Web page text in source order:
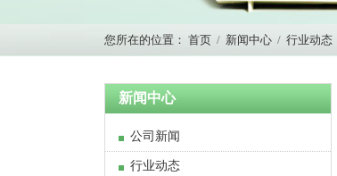
您所在的位置： 首页 / 新闻中心 / 行业动态
新闻中心
公司新闻
行业动态